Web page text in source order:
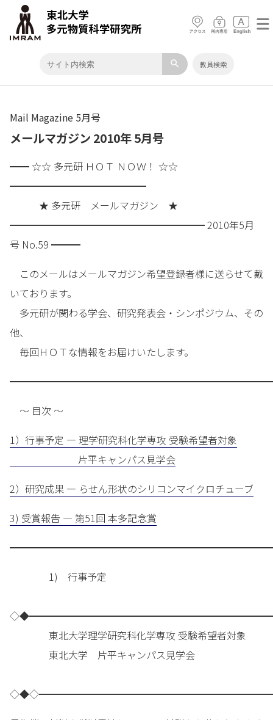
search 教員検索
Mail Magazine 5月号
メールマガジン 2010年 5月号
━━ ☆☆ 多元研 ＨＯＴ ＮＯＷ！ ☆☆
━━━━━━━━━━━━━━
★ 多元研 メールマガジン ★
━━━━━━━━━━━━━━━━━━━━ 2010年5月
号 No.59 ━━━
このメールはメールマガジン希望登録者様に送らせて戴
いております。
多元研が関わる学会、研究発表会・シンポジウム、その
他、
毎回ＨＯＴな情報をお届けいたします。
～ 目次 ～
1）行事予定 — 理学研究科化学専攻 受験希望者対象
片平キャンパス見学会
2）研究成果 — らせん形状のシリコンマイクロチューブ
3) 受賞報告 — 第51回 本多記念賞
1) 行事予定
東北大学理学研究科化学専攻 受験希望者対象
東北大学 片平キャンパス見学会